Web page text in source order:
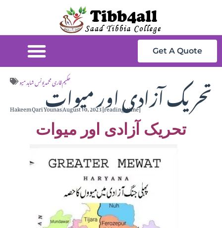
Get A Quote
حکیم قاری محمد یونس شاہد میوتحریک آزادی اور میواتHakeem Qari YounasAugust 10, 2023[reading_time]
تحریک آزادی اور میوات